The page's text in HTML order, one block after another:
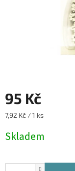
95 Kč
Měrná
7,92 Kč / 1 ks
Skladem